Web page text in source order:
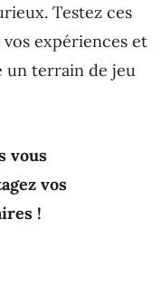
Testez ces
expériences et
un terrain de jeu
vous
vos
!